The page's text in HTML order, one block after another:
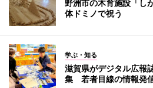
野洲市の木育施設「
体ドミノで祝う
学ぶ・知る
滋賀県がデジタル広報
集 若者目線の情報発